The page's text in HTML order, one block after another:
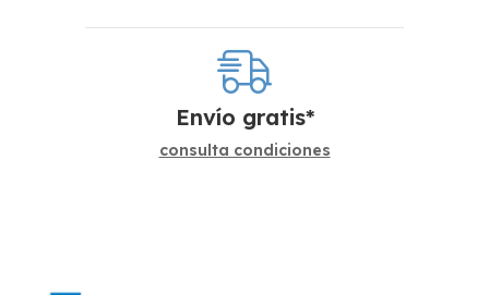
Envío gratis*
consulta condiciones